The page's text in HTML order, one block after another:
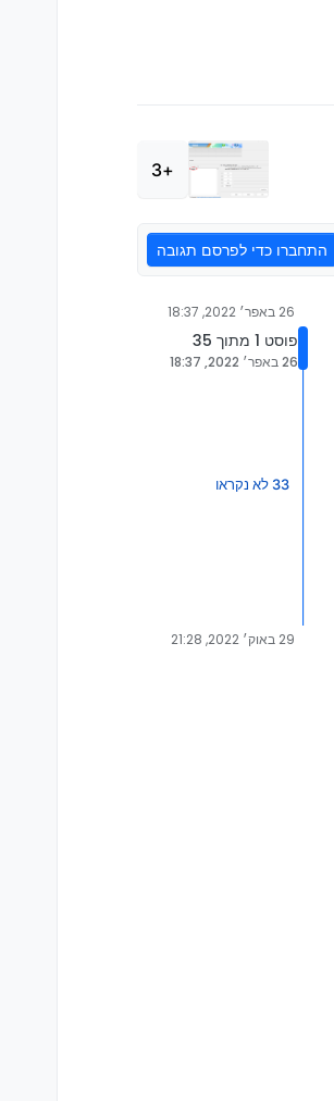
+3
התחברו כדי לפרסם תגובה
26 באפר׳ 2022, 18:37
פוסט 1 מתוך 35
26 באפר׳ 2022, 18:37
33 לא נקראו
29 באוק׳ 2022, 21:28